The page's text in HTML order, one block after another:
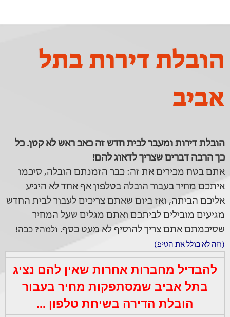
הובלת דירות בתל
אביב
הובלת דירות ומעבר לבית חדש זה כאב ראש לא קטן. כל
כך הרבה דברים שצריך לדאוג להם!
אתם בטח מכירים את זה: כבר הזמנתם הובלה, סיכמו
איתכם מחיר בעבור הובלה בטלפון אף אחד לא היגיע
אליכם הביתה, ואז ביום שאתם צריכים לעבור לבית החדש
מגיעים מובילים לביתכם ואתם מגלים שעל המחיר
שסיכמתם אתם צריך להוסיף לא מעט כסף. ולמה? ככה!
(וזה לא כולל את הטיפ)
להבדיל מחברות אחרות שאין להם נציג
בתל אביב שמסתפקות מחיר בעבור
הובלת הדירה בשיחת טלפון ...